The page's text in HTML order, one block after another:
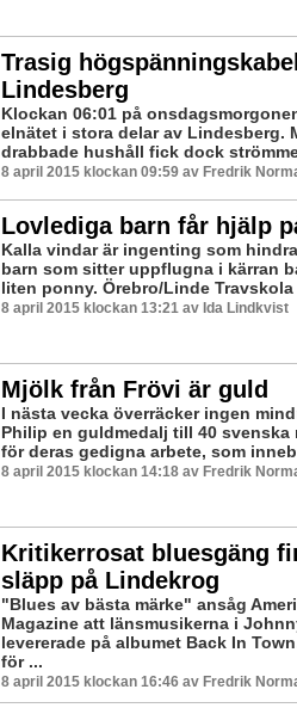
Trasig
Lindesberg
Klockan 06:01 på
elnätet i stora delar av Lindesberg.
drabbade hushåll fick dock
8 april 2015 klockan 09:59 av Fredrik
Lovlediga barn får hjälp
Kalla vindar är ingenting som
barn som sitter uppflugna i kärran
liten ponny. Örebro/Linde Travskola
8 april 2015 klockan 13:21 av Ida Lindkvist
Mjölk från Frövi är guld
I nästa vecka överräcker ingen
Philip en guldmedalj till 40 svenska
för deras gedigna arbete, som
8 april 2015 klockan 14:18 av Fredrik
Kritikerrosat bluesgäng
släpp på Lindekrog
"Blues av bästa märke" ansåg
Magazine att länsmusikerna i
levererade på albumet Back In
för ...
8 april 2015 klockan 16:46 av Fredrik